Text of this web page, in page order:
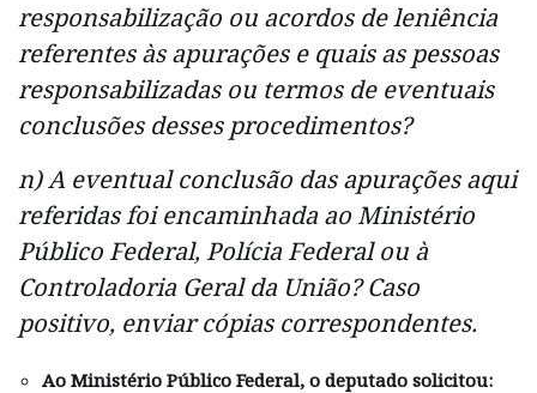
responsabilização ou acordos de leniência
referentes às apurações e quais as pessoas
responsabilizadas ou termos de eventuais
conclusões desses procedimentos?
n) A eventual conclusão das apurações aqui
referidas foi encaminhada ao Ministério
Público Federal, Polícia Federal ou à
Controladoria Geral da União? Caso
positivo, enviar cópias correspondentes.
Ao Ministério Público Federal, o deputado solicitou: